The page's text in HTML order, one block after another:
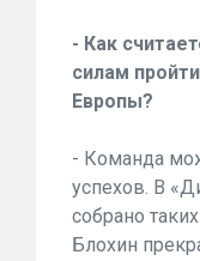
- Как
силам
Европы?
- Команда
успехов. В
собрано
Блохин